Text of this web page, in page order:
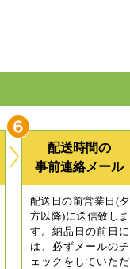
配送時間の
事前連絡メール
配送日の前営業日(夕
方以降)に送信致しま
す。納品日の前日に
は、必ずメールのチ
ェックをしていただ